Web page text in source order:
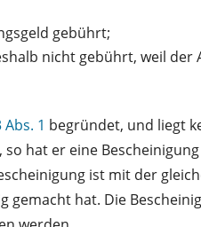
gebührt;
nicht gebührt, weil der
Abs. 1 begründet, und liegt
hat er eine
ist mit der
gemacht hat. Die